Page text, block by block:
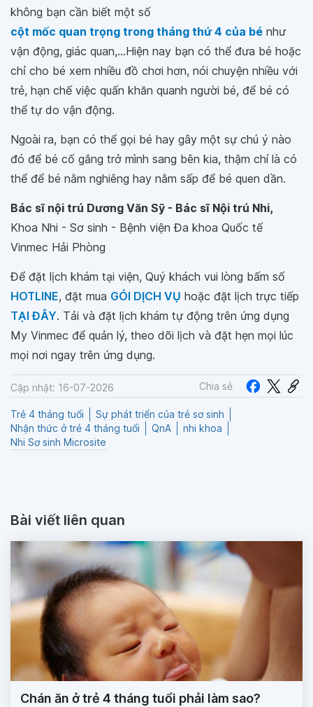
không bạn cần biết một số
cột mốc quan trọng trong tháng thứ 4 của bé như
vận động, giác quan,...Hiện nay bạn có thể đưa bé hoặc
chỉ cho bé xem nhiều đồ chơi hơn, nói chuyện nhiều với
trẻ, hạn chế việc quấn khăn quanh người bé, để bé có
thể tự do vận động.
Ngoài ra, bạn có thể gọi bé hay gây một sự chú ý nào
đó để bé cố gắng trở mình sang bên kia, thậm chí là có
thể để bé nằm nghiêng hay nằm sấp để bé quen dần.
Bác sĩ nội trú Dương Văn Sỹ - Bác sĩ Nội trú Nhi,
Khoa Nhi - Sơ sinh - Bệnh viện Đa khoa Quốc tế
Vinmec Hải Phòng
Để đặt lịch khám tại viện, Quý khách vui lòng bấm số
HOTLINE, đặt mua GÓI DỊCH VỤ hoặc đặt lịch trực tiếp
TẠI ĐÂY. Tải và đặt lịch khám tự động trên ứng dụng
My Vinmec để quản lý, theo dõi lịch và đặt hẹn mọi lúc
mọi nơi ngay trên ứng dụng.
Cập nhật: 16-07-2026 Chia sẻ
Trẻ 4 tháng tuổi
Sự phát triển của trẻ sơ sinh
Nhận thức ở trẻ 4 tháng tuổi
QnA
nhi khoa
Nhi Sơ sinh Microsite
Bài viết liên quan
Chán ăn ở trẻ 4 tháng tuổi phải làm sao?